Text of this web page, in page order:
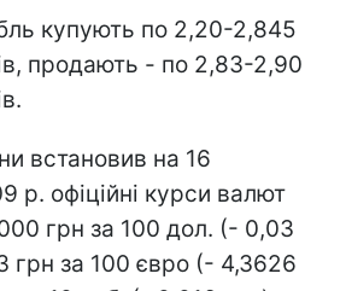
купують по 2,20-2,845
продають - по 2,83-2,90
встановив на 16
р. офіційні курси валют
грн за 100 дол. (- 0,03
грн за 100 євро (- 4,3626